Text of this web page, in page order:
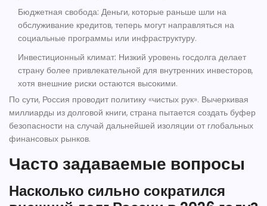
Бюджетная свобода: Деньги, которые раньше шли на
обслуживание кредитов, теперь могут направляться на
социальные программы или инфраструктуру.
Инвестиционный климат: Низкий уровень госдолга делает
страну более привлекательной для внутренних инвесторов,
хотя внешние риски остаются высокими.
По сути, Россия проводит политику «чистых рук». Вычеркивая
миллиарды из долговой книги, страна пытается создать буфер
безопасности на случай дальнейшей изоляции от глобальных
финансовых рынков.
Часто задаваемые вопросы
Насколько сильно сократился